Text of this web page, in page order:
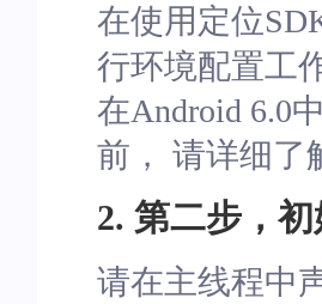
在使用定位
行环境配置工
在Android 6.0
前， 请详细了
2. 第二步，
请在主线程中